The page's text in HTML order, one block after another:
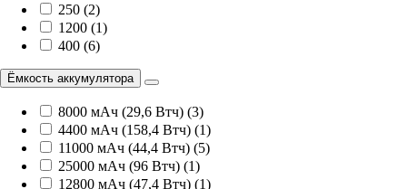
250 (2)
1200 (1)
400 (6)
Ёмкость аккумулятора
8000 мАч (29,6 Втч) (3)
4400 мАч (158,4 Втч) (1)
11000 мАч (44,4 Втч) (5)
25000 мАч (96 Втч) (1)
12800 мАч (47,4 Втч) (1)